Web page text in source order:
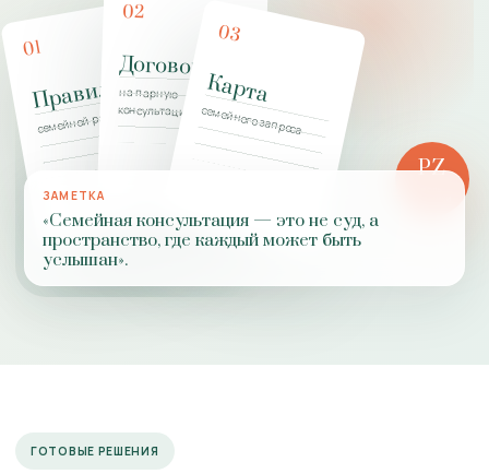
01
Правила
семейной работы
02
Договор
на парную
консультацию
03
Карта
семейного запроса
PZ
ЗАМЕТКА
«Семейная консультация — это не суд, а
пространство, где каждый может быть
услышан».
ГОТОВЫЕ РЕШЕНИЯ